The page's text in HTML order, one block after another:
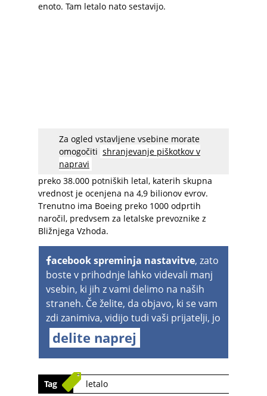
enoto. Tam letalo nato sestavijo.
Za ogled vstavljene vsebine morate
omogočiti shranjevanje piškotkov v
napravi
Boeing se s konkurentom Airbusom bori za
čimvečji kos letalske pogače: svetovni trg naj bi
v bližnji do srednjeročni prihodnosti potreboval
preko 38.000 potniških letal, katerih skupna
vrednost je ocenjena na 4,9 bilionov evrov.
Trenutno ima Boeing preko 1000 odprtih
naročil, predvsem za letalske prevoznike z
Bližnjega Vzhoda.
acebook spreminja nastavitve, zato
boste v prihodnje lahko videvali manj
vsebin, ki jih z vami delimo na naših
straneh. Če želite, da objavo, ki se vam
zdi zanimiva, vidijo tudi vaši prijatelji, jo
delite naprej
Tag letalo